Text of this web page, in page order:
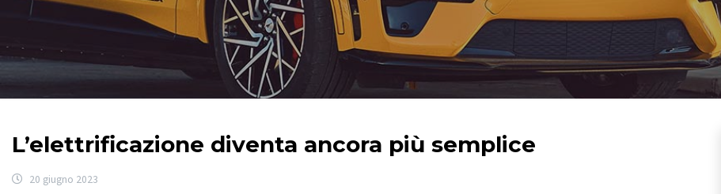
L’elettrificazione diventa ancora più semplice
20 giugno 2023